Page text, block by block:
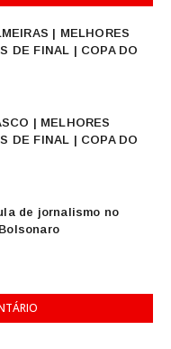
| MELHORES
DE FINAL | COPA DO
| MELHORES
DE FINAL | COPA DO
de jornalismo no